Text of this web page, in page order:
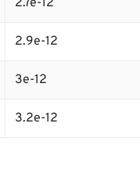
2.7e-12
2.9e-12
3e-12
3.2e-12